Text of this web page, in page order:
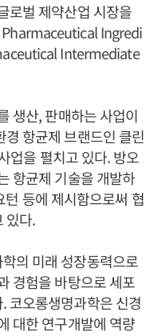
로벌 제약산업 시장을
Pharmaceutical Ingredi
Intermediate
생산, 판매하는 사업이
항균제 브랜드인 클린
업을 펼치고 있다. 방오
항균제 기술을 개발하
등에 제시함으로써 협
있다.
의 미래 성장동력으로
경험을 바탕으로 세포
코오롱생명과학은 신경
대한 연구개발에 역량